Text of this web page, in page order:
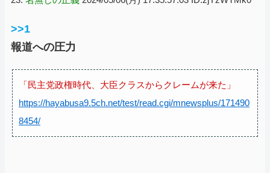
>>1
報道への圧力
「民主党政権時代、大臣クラスからクレームが来た」
https://hayabusa9.5ch.net/test/read.cgi/mnewsplus/171490
8454/